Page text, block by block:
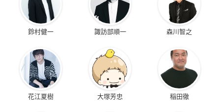
鈴村健一 諏訪部順一 森川智之
花江夏樹 大塚芳忠 稲田徹